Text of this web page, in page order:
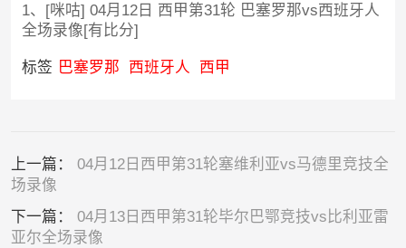
1、[咪咕] 04月12日 西甲第31轮 巴塞罗那vs西班牙人
全场录像[有比分]
标签 巴塞罗那 西班牙人 西甲
上一篇： 04月12日西甲第31轮塞维利亚vs马德里竞技全
场录像
下一篇： 04月13日西甲第31轮毕尔巴鄂竞技vs比利亚雷
亚尔全场录像